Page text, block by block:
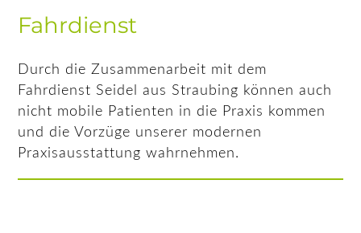
Fahrdienst
Durch die Zusammenarbeit mit dem
Fahrdienst Seidel aus Straubing können auch
nicht mobile Patienten in die Praxis kommen
und die Vorzüge unserer modernen
Praxisausstattung wahrnehmen.